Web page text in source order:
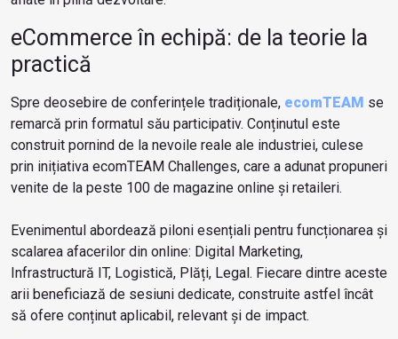
eCommerce în echipă: de la teorie la
practică
Spre deosebire de conferințele tradiționale, ecomTEAM se
remarcă prin formatul său participativ. Conținutul este
construit pornind de la nevoile reale ale industriei, culese
prin inițiativa ecomTEAM Challenges, care a adunat propuneri
venite de la peste 100 de magazine online și retaileri.
Evenimentul abordează piloni esențiali pentru funcționarea și
scalarea afacerilor din online: Digital Marketing,
Infrastructură IT, Logistică, Plăți, Legal. Fiecare dintre aceste
arii beneficiază de sesiuni dedicate, construite astfel încât
să ofere conținut aplicabil, relevant și de impact.